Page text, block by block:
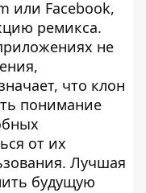
или Facebook,
ремикса.
не
что клон
понимание
от их
Лучшая
будущую